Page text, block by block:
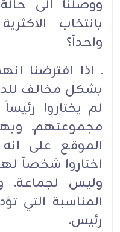
ووصلنا الى
بانتخاب
واحداً؟
ـ اذا افترضنا
بشكل مخالف
لم يختاروا رئيساً
مجموعتهم.
الموقع على
اختاروا شخصاً
وليس لجماعة.
المناسبة التي
رئيس.